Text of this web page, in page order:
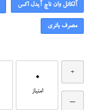
آلکاتل وان تاچ آیدل اکس
مصرف باتری
0
امتیاز